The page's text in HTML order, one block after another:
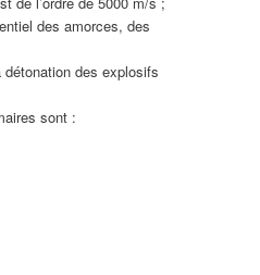
des amorces, des
des explosifs
sont :